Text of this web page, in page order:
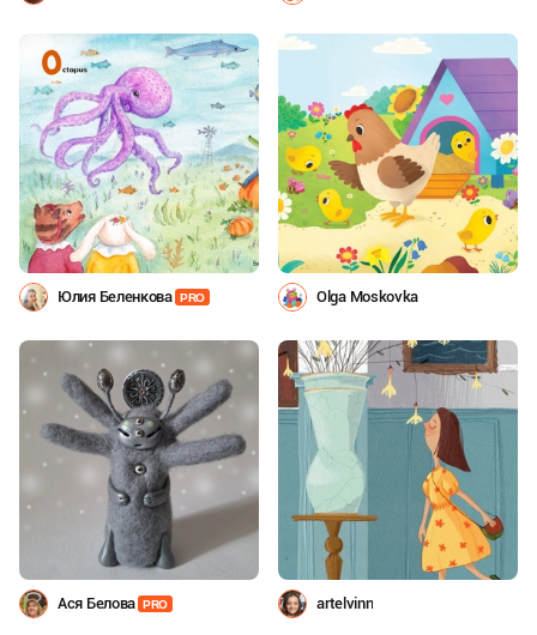
Юлия Беленкова PRO Olga Moskovka
Ася Белова PRO artelvinn